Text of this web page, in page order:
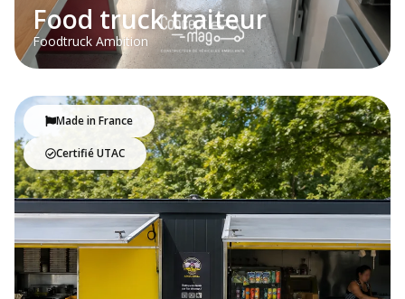
Food truck traiteur
Foodtruck Ambition
Made in France
Certifié UTAC